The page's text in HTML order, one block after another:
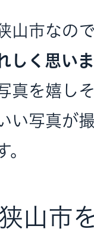
山市なの
しく思い
真を嬉し
い写真が
山市